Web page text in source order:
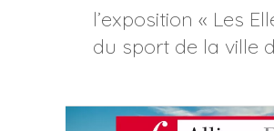
l’exposition « Les
du sport de la ville